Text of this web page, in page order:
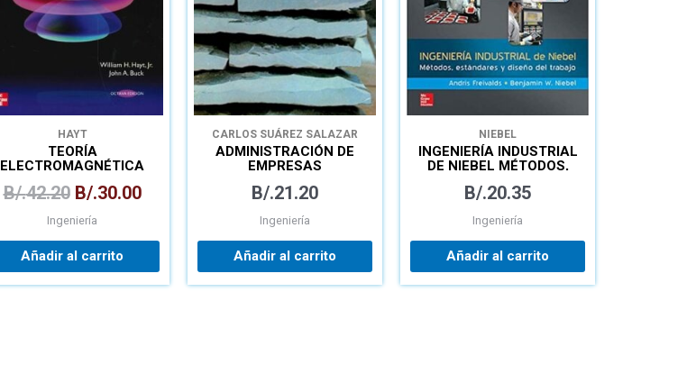
HAYT
TEORÍA
ELECTROMAGNÉTICA
B/.42.20 B/.30.00
Ingeniería
Añadir al carrito
CARLOS SUÁREZ SALAZAR
ADMINISTRACIÓN DE
EMPRESAS
B/.21.20
Ingeniería
Añadir al carrito
NIEBEL
INGENIERÍA INDUSTRIAL
DE NIEBEL MÉTODOS,
DEL TRABAJO
B/.20.35
Ingeniería
Añadir al carrito